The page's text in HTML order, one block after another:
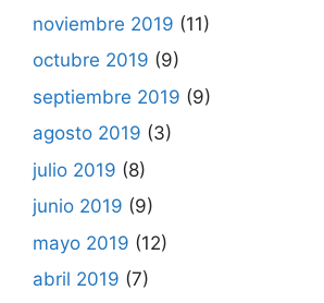
noviembre 2019 (11)
octubre 2019 (9)
septiembre 2019 (9)
agosto 2019 (3)
julio 2019 (8)
junio 2019 (9)
mayo 2019 (12)
abril 2019 (7)